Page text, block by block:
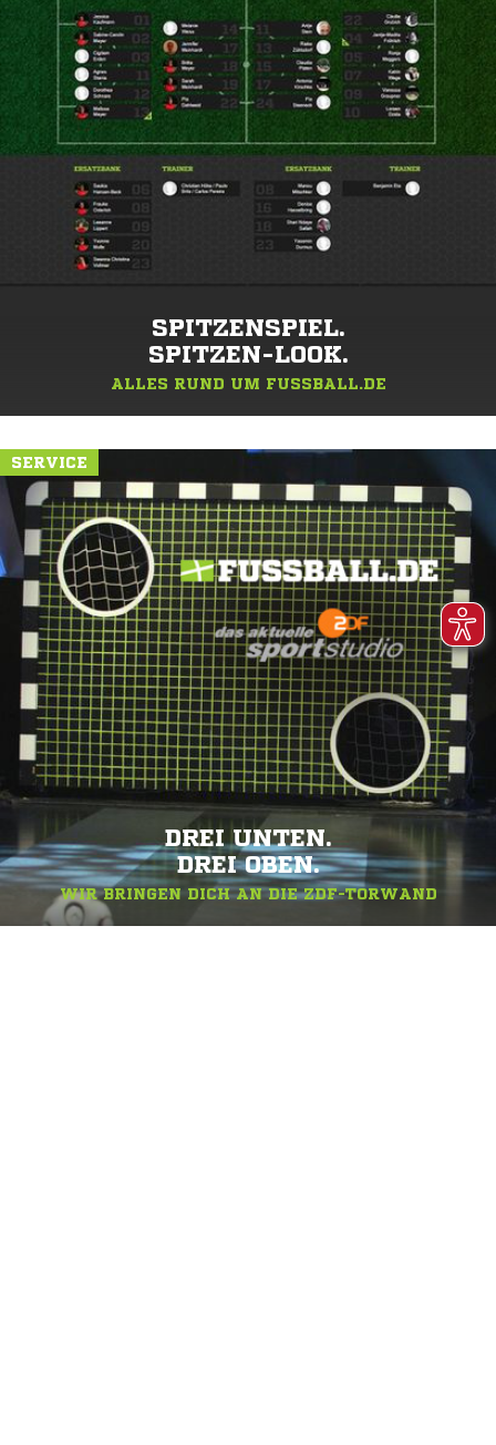
SPITZENSPIEL.
SPITZEN-LOOK.
ALLES RUND UM FUSSBALL.DE
SERVICE
DREI UNTEN.
DREI OBEN.
WIR BRINGEN DICH AN DIE ZDF-TORWAND